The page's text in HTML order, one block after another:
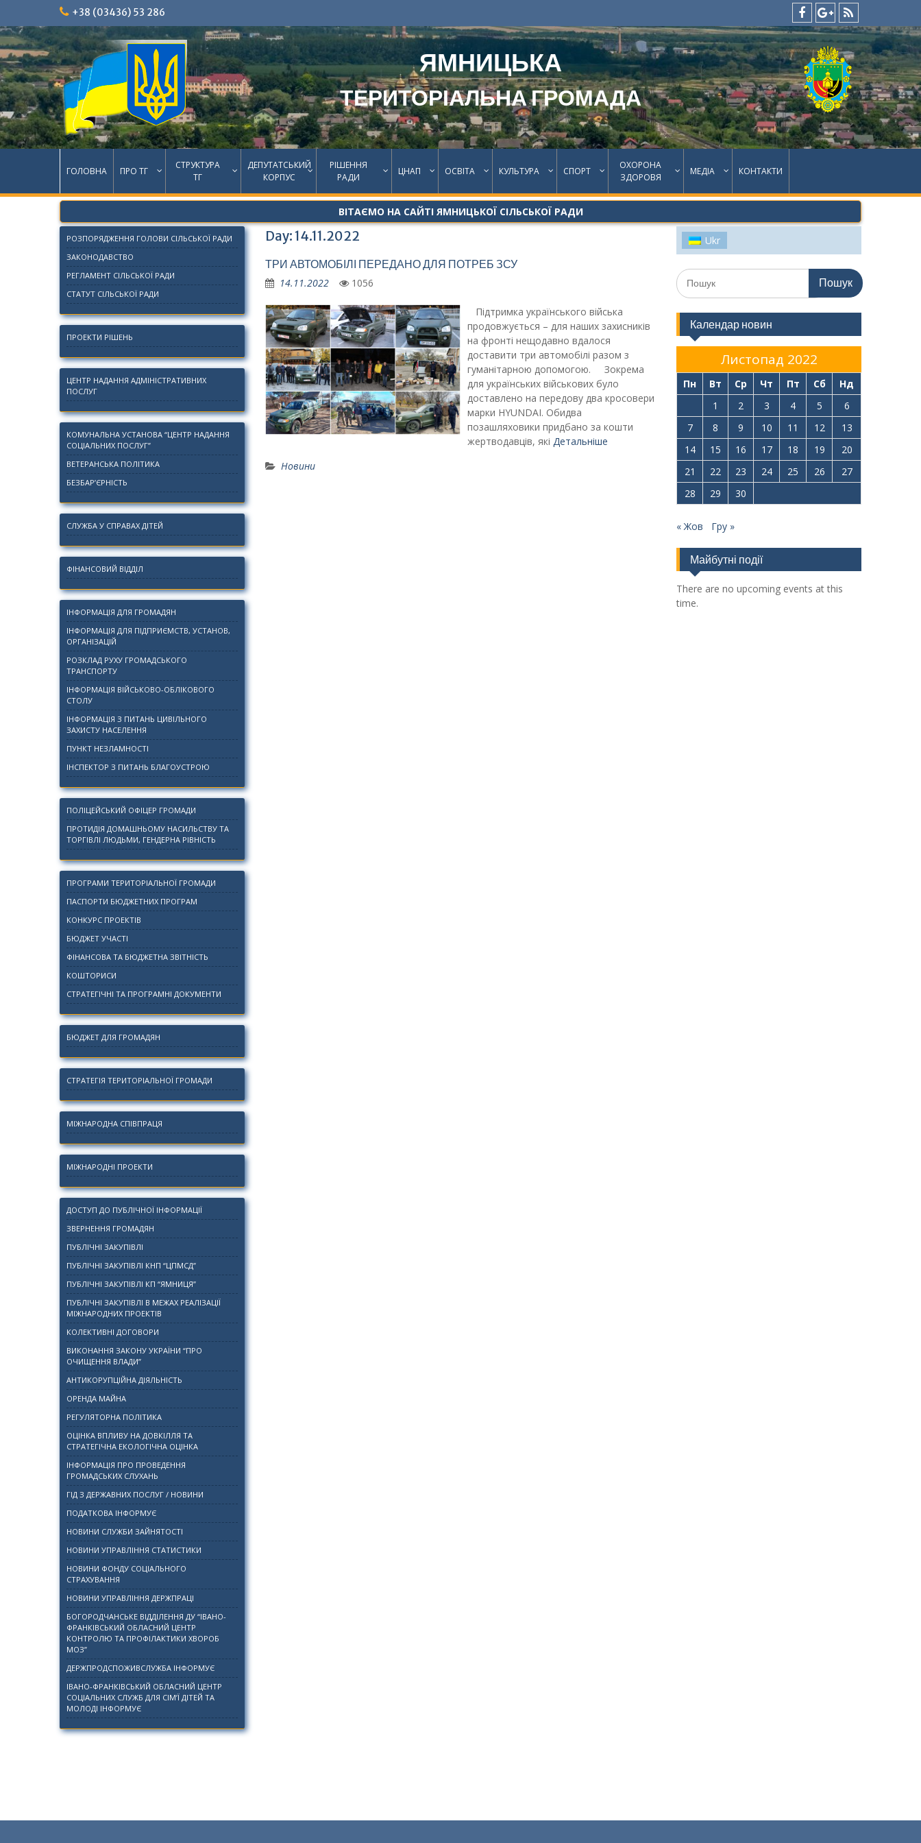
content
+38 (03436) 53 286
facebook
google
plus
feed
ЯМНИЦЬКА
ТЕРИТОРІАЛЬНА ГРОМАДА
ГОЛОВНА ПРО ТГ
СТРУКТУРА
ТГ
ДЕПУТАТСЬКИЙ
КОРПУС
РІШЕННЯ
РАДИ
ЦНАП ОСВІТА КУЛЬТУРА СПОРТ
ОХОРОНА
ЗДОРОВЯ
МЕДІА КОНТАКТИ
ВІТАЄМО НА САЙТІ ЯМНИЦЬКОЇ СІЛЬСЬКОЇ РАДИ
Day:14.11.2022
ТРИ АВТОМОБІЛІ ПЕРЕДАНО ДЛЯ ПОТРЕБ ЗСУ
14.11.2022 1056
Підтримка українського війська
продовжується – для наших захисників
на фронті нещодавно вдалося
доставити три автомобілі разом з
гуманітарною допомогою. Зокрема
для українських військових було
доставлено на передову два кросовери
марки HYUNDAI. Обидва
позашляховики придбано за кошти
жертводавців, які Детальніше
Новини
РОЗПОРЯДЖЕННЯ ГОЛОВИ СІЛЬСЬКОЇ РАДИ
ЗАКОНОДАВСТВО
РЕГЛАМЕНТ СІЛЬСЬКОЇ РАДИ
СТАТУТ СІЛЬСЬКОЇ РАДИ
ПРОЕКТИ РІШЕНЬ
ЦЕНТР НАДАННЯ АДМІНІСТРАТИВНИХ
ПОСЛУГ
КОМУНАЛЬНА УСТАНОВА “ЦЕНТР НАДАННЯ
СОЦІАЛЬНИХ ПОСЛУГ”
ВЕТЕРАНСЬКА ПОЛІТИКА
БЕЗБАР’ЄРНІСТЬ
СЛУЖБА У СПРАВАХ ДІТЕЙ
ФІНАНСОВИЙ ВІДДІЛ
ІНФОРМАЦІЯ ДЛЯ ГРОМАДЯН
ІНФОРМАЦІЯ ДЛЯ ПІДПРИЄМСТВ, УСТАНОВ,
ОРГАНІЗАЦІЙ
РОЗКЛАД РУХУ ГРОМАДСЬКОГО
ТРАНСПОРТУ
ІНФОРМАЦІЯ ВІЙСЬКОВО-ОБЛІКОВОГО
СТОЛУ
ІНФОРМАЦІЯ З ПИТАНЬ ЦИВІЛЬНОГО
ЗАХИСТУ НАСЕЛЕННЯ
ПУНКТ НЕЗЛАМНОСТІ
ІНСПЕКТОР З ПИТАНЬ БЛАГОУСТРОЮ
ПОЛІЦЕЙСЬКИЙ ОФІЦЕР ГРОМАДИ
ПРОТИДІЯ ДОМАШНЬОМУ НАСИЛЬСТВУ ТА
ТОРГІВЛІ ЛЮДЬМИ, ГЕНДЕРНА РІВНІСТЬ
ПРОГРАМИ ТЕРИТОРІАЛЬНОЇ ГРОМАДИ
ПАСПОРТИ БЮДЖЕТНИХ ПРОГРАМ
КОНКУРС ПРОЕКТІВ
БЮДЖЕТ УЧАСТІ
ФІНАНСОВА ТА БЮДЖЕТНА ЗВІТНІСТЬ
КОШТОРИСИ
СТРАТЕГІЧНІ ТА ПРОГРАМНІ ДОКУМЕНТИ
БЮДЖЕТ ДЛЯ ГРОМАДЯН
СТРАТЕГІЯ ТЕРИТОРІАЛЬНОЇ ГРОМАДИ
МІЖНАРОДНА СПІВПРАЦЯ
МІЖНАРОДНІ ПРОЕКТИ
ДОСТУП ДО ПУБЛІЧНОЇ ІНФОРМАЦІЇ
ЗВЕРНЕННЯ ГРОМАДЯН
ПУБЛІЧНІ ЗАКУПІВЛІ
ПУБЛІЧНІ ЗАКУПІВЛІ КНП “ЦПМСД”
ПУБЛІЧНІ ЗАКУПІВЛІ КП “ЯМНИЦЯ”
ПУБЛІЧНІ ЗАКУПІВЛІ В МЕЖАХ РЕАЛІЗАЦІЇ
МІЖНАРОДНИХ ПРОЕКТІВ
КОЛЕКТИВНІ ДОГОВОРИ
ВИКОНАННЯ ЗАКОНУ УКРАЇНИ “ПРО
ОЧИЩЕННЯ ВЛАДИ”
АНТИКОРУПЦІЙНА ДІЯЛЬНІСТЬ
ОРЕНДА МАЙНА
РЕГУЛЯТОРНА ПОЛІТИКА
ОЦІНКА ВПЛИВУ НА ДОВКІЛЛЯ ТА
СТРАТЕГІЧНА ЕКОЛОГІЧНА ОЦІНКА
ІНФОРМАЦІЯ ПРО ПРОВЕДЕННЯ
ГРОМАДСЬКИХ СЛУХАНЬ
ГІД З ДЕРЖАВНИХ ПОСЛУГ / НОВИНИ
ПОДАТКОВА ІНФОРМУЄ
НОВИНИ СЛУЖБИ ЗАЙНЯТОСТІ
НОВИНИ УПРАВЛІННЯ СТАТИСТИКИ
НОВИНИ ФОНДУ СОЦІАЛЬНОГО
СТРАХУВАННЯ
НОВИНИ УПРАВЛІННЯ ДЕРЖПРАЦІ
БОГОРОДЧАНСЬКЕ ВІДДІЛЕННЯ ДУ “ІВАНО-
ФРАНКІВСЬКИЙ ОБЛАСНИЙ ЦЕНТР
КОНТРОЛЮ ТА ПРОФІЛАКТИКИ ХВОРОБ
МОЗ”
ДЕРЖПРОДСПОЖИВСЛУЖБА ІНФОРМУЄ
ІВАНО-ФРАНКІВСЬКИЙ ОБЛАСНИЙ ЦЕНТР
СОЦІАЛЬНИХ СЛУЖБ ДЛЯ СІМ’Ї ДІТЕЙ ТА
МОЛОДІ ІНФОРМУЄ
Ukr
Шукати:
Календар новин
Листопад 2022
Пн Вт Ср Чт Пт Сб
Нд
1
2 3 4 5
6
7
8 9 10 11 12
13
14
15 16 17 18 19
20
21
22 23 24 25 26
27
28
29 30
« Жов Гру »
Майбутні події
There are no upcoming events at this
time.